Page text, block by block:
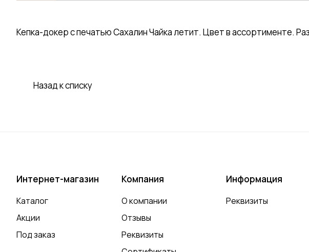
Кепка-докер с печатью Сахалин Чайка летит. Цвет в ассортименте.
Назад к списку
Интернет-магазин
Каталог
Акции
Под заказ
Компания
О компании
Отзывы
Реквизиты
Информация
Реквизиты